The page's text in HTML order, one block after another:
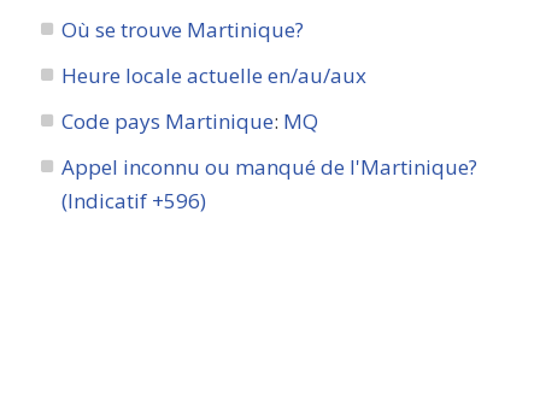
Où se trouve Martinique?
Heure locale actuelle en/au/aux
Code pays Martinique: MQ
Appel inconnu ou manqué de l'Martinique?
(Indicatif +596)